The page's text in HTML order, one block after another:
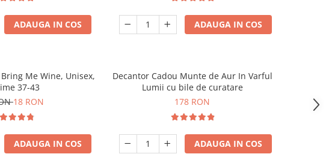
ADAUGA IN COS ADAUGA IN COS
Me Wine, Unisex,
37-43
18 RON
ADAUGA IN COS
Decantor Cadou Munte de Aur In Varful
Lumii cu bile de curatare
178 RON
ADAUGA IN COS